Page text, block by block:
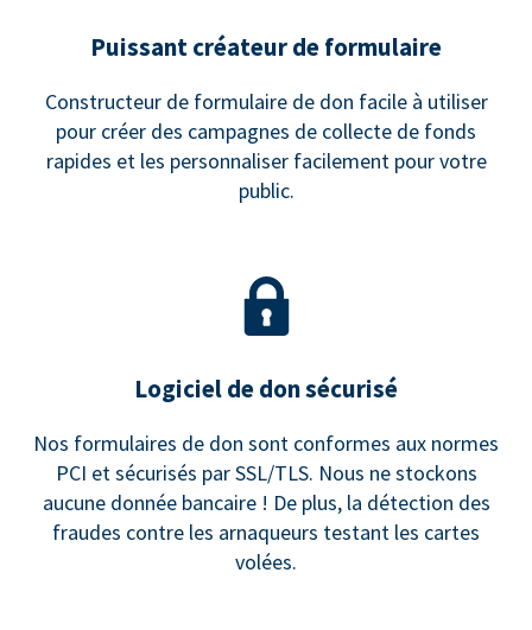
Puissant créateur de formulaire
Constructeur de formulaire de don facile à utiliser
pour créer des campagnes de collecte de fonds
rapides et les personnaliser facilement pour votre
public.
Logiciel de don sécurisé
Nos formulaires de don sont conformes aux normes
PCI et sécurisés par SSL/TLS. Nous ne stockons
aucune donnée bancaire ! De plus, la détection des
fraudes contre les arnaqueurs testant les cartes
volées.